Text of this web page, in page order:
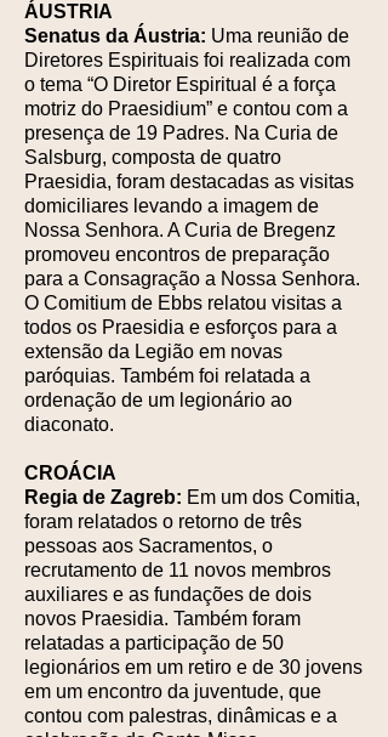
ÁUSTRIA
Senatus da Áustria: Uma reunião de
Diretores Espirituais foi realizada com
o tema “O Diretor Espiritual é a força
motriz do Praesidium” e contou com a
presença de 19 Padres. Na Curia de
Salsburg, composta de quatro
Praesidia, foram destacadas as visitas
domiciliares levando a imagem de
Nossa Senhora. A Curia de Bregenz
promoveu encontros de preparação
para a Consagração a Nossa Senhora.
O Comitium de Ebbs relatou visitas a
todos os Praesidia e esforços para a
extensão da Legião em novas
paróquias. Também foi relatada a
ordenação de um legionário ao
diaconato.
CROÁCIA
Regia de Zagreb: Em um dos Comitia,
foram relatados o retorno de três
pessoas aos Sacramentos, o
recrutamento de 11 novos membros
auxiliares e as fundações de dois
novos Praesidia. Também foram
relatadas a participação de 50
legionários em um retiro e de 30 jovens
em um encontro da juventude, que
contou com palestras, dinâmicas e a